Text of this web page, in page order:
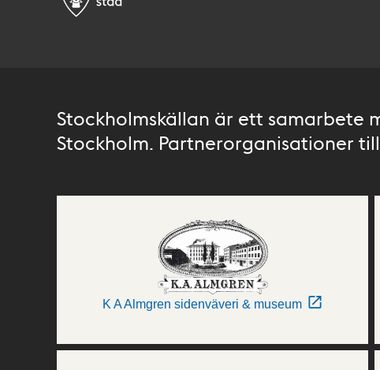
Stockholmskällan är ett samarbete
Stockholm. Partnerorganisationer
K A Almgren sidenväveri & museum